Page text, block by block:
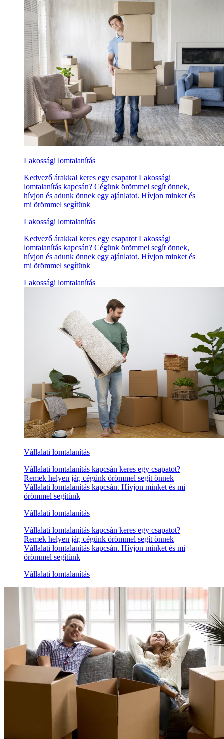
Lakossági lomtalanítás
Kedvező árakkal keres egy csapatot Lakossági
lomtalanítás kapcsán? Cégünk örömmel segít önnek,
hívjon és adunk önnek egy ajánlatot. Hívjon minket és
mi örömmel segítünk
Lakossági lomtalanítás
Kedvező árakkal keres egy csapatot Lakossági
lomtalanítás kapcsán? Cégünk örömmel segít önnek,
hívjon és adunk önnek egy ajánlatot. Hívjon minket és
mi örömmel segítünk
Lakossági lomtalanítás
Vállalati lomtalanítás
Vállalati lomtalanítás kapcsán keres egy csapatot?
Remek helyen jár, cégünk örömmel segít önnek
Vállalati lomtalanítás kapcsán. Hívjon minket és mi
örömmel segítünk
Vállalati lomtalanítás
Vállalati lomtalanítás kapcsán keres egy csapatot?
Remek helyen jár, cégünk örömmel segít önnek
Vállalati lomtalanítás kapcsán. Hívjon minket és mi
örömmel segítünk
Vállalati lomtalanítás